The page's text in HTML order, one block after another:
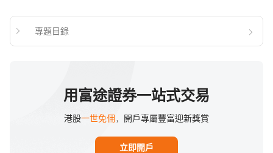
專題目錄
用富途證券一站式交易
港股一世免佣，開戶專屬豐富迎新獎賞
立即開戶